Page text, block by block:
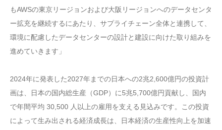
もAWSの東京リージョンおよび大阪リージョンへのデータセンタ
ー拡充を継続するにあたり、サプライチェーン全体と連携して、
環境に配慮したデータセンターの設計と建設に向けた取り組みを
進めていきます」
2024年に発表した2027年までの日本への2兆2,600億円の投資計
画は、日本の国内総生産（GDP）に5兆5,700億円貢献し、国内
で年間平均 30,500 人以上の雇用を支える見込みです。この投資
によって生み出される経済成長は、日本経済の生産性向上を加速